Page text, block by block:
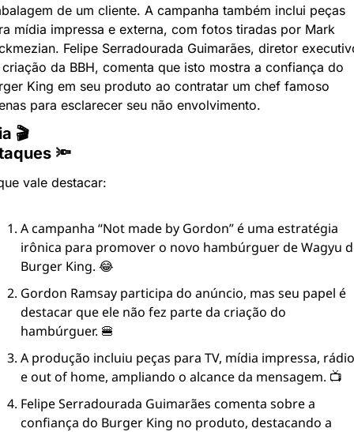
de um cliente. A campanha também inclui peças
mídia impressa e externa, com fotos tiradas por Mark
Felipe Serradourada Guimarães, diretor
da BBH, comenta que isto mostra a confiança do
King em seu produto ao contratar um chef famoso
para esclarecer seu não envolvimento.
🎬
🔦
vale destacar:
A campanha “Not made by Gordon” é uma estratégia
irônica para promover o novo hambúrguer de Wagyu
Burger King. 😂
Gordon Ramsay participa do anúncio, mas seu papel é
destacar que ele não fez parte da criação do
hambúrguer. 🍔
A produção incluiu peças para TV, mídia impressa, rádio
e out of home, ampliando o alcance da mensagem. 📺
Felipe Serradourada Guimarães comenta sobre a
confiança do Burger King no produto, destacando a